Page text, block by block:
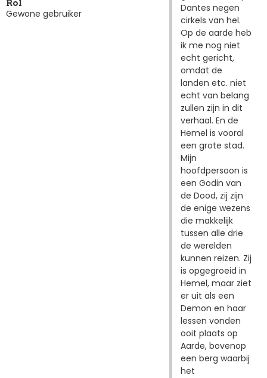
Rol
Gewone gebruiker
Dantes negen
cirkels van hel.
Op de aarde heb
ik me nog niet
echt gericht,
omdat de
landen etc. niet
echt van belang
zullen zijn in dit
verhaal. En de
Hemel is vooral
een grote stad.
Mijn
hoofdpersoon is
een Godin van
de Dood, zij zijn
de enige wezens
die makkelijk
tussen alle drie
de werelden
kunnen reizen. Zij
is opgegroeid in
Hemel, maar ziet
er uit als een
Demon en haar
lessen vonden
ooit plaats op
Aarde, bovenop
een berg waarbij
het